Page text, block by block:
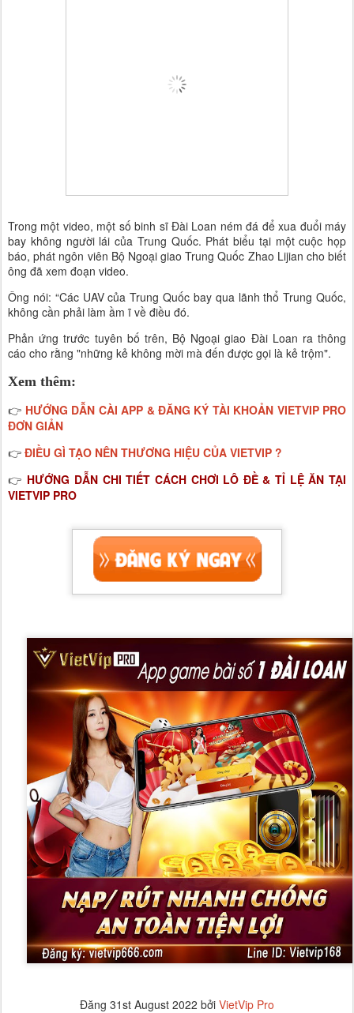
Trong một video, một số binh sĩ Đài Loan ném đá để xua đuổi máy
bay không người lái của Trung Quốc. Phát biểu tại một cuộc họp
báo, phát ngôn viên Bộ Ngoại giao Trung Quốc Zhao Lijian cho biết
ông đã xem đoạn video.
Ông nói: “Các UAV của Trung Quốc bay qua lãnh thổ Trung Quốc,
không cần phải làm ầm ĩ về điều đó.
Phản ứng trước tuyên bố trên, Bộ Ngoại giao Đài Loan ra thông
cáo cho rằng "những kẻ không mời mà đến được gọi là kẻ trộm".
Xem thêm:
👉 HƯỚNG DẪN CÀI APP & ĐĂNG KÝ TÀI KHOẢN VIETVIP PRO
ĐƠN GIẢN
👉 ĐIỀU GÌ TẠO NÊN THƯƠNG HIỆU CỦA VIETVIP ?
👉 HƯỚNG DẪN CHI TIẾT CÁCH CHƠI LÔ ĐỀ & TỈ LỆ ĂN TẠI
VIETVIP PRO
Đăng 31st August 2022 bởi VietVip Pro